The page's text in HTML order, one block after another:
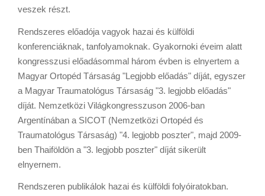
veszek részt.
Rendszeres előadója vagyok hazai és külföldi
konferenciáknak, tanfolyamoknak. Gyakornoki éveim alatt
kongresszusi előadásommal három évben is elnyertem a
Magyar Ortopéd Társaság "Legjobb előadás" díját, egyszer
a Magyar Traumatológus Társaság "3. legjobb előadás"
díját. Nemzetközi Világkongresszuson 2006-ban
Argentínában a SICOT (Nemzetközi Ortopéd és
Traumatológus Társaság) "4. legjobb poszter", majd 2009-
ben Thaiföldön a "3. legjobb poszter" díját sikerült
elnyernem.
Rendszeren publikálok hazai és külföldi folyóiratokban.